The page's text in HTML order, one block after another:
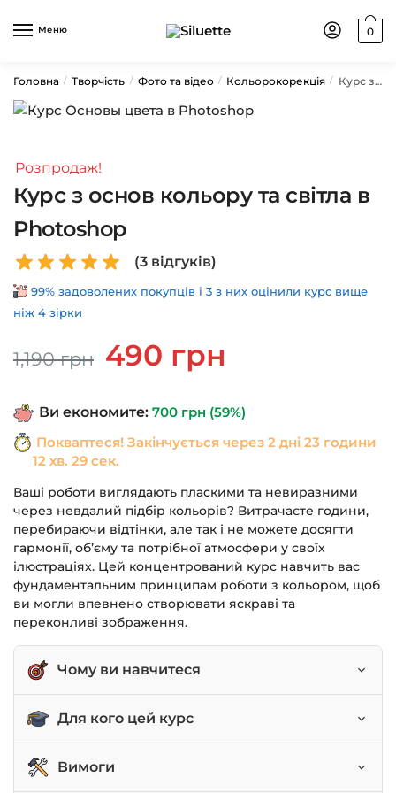
Меню 0
Головна / Творчість / Фото та відео / Кольорокорекція / Курс з основ кольору та світла в Photoshop
Розпродаж!
Курс з основ кольору та світла в
Photoshop
(3відгуків)
99% задоволених покупців і 3 з них оцінили курс вище
ніж 4 зірки
1,190грн
Оригінальна
ціна:
490 грн
Ви економите: 700 грн (59%)
Покваптеся! Закінчується через 2 дні 23 години
12 хв. 29 сек.
Ваші роботи виглядають пласкими та невиразними
через невдалий підбір кольорів? Витрачаєте години,
перебираючи відтінки, але так і не можете досягти
гармонії, об’єму та потрібної атмосфери у своїх
ілюстраціях. Цей концентрований курс навчить вас
фундаментальним принципам роботи з кольором, щоб
ви могли впевнено створювати яскраві та
переконливі зображення.
Чому ви навчитеся
Впевнено працювати з колірною палітрою у
Розуміти основні принципи теорії кольору та їх
Для кого цей курс
Цифрові художники-початківці.
Вимоги